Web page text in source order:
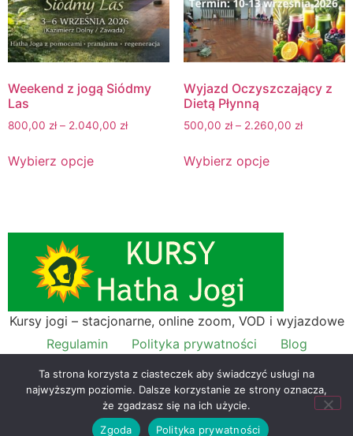
Weekend z jogą Siódmy
Las
800,00 zł – 2.040,00 zł
Wybierz opcje
Wyjazd Oczyszczający z
Dietą Płynną
500,00 zł – 2.260,00 zł
Wybierz opcje
Kursy jogi – stacjonarne, online zoom, VOD i wyjazdowe
Regulamin
Polityka prywatności
Blog
Kontakt
Zapisy
Moje konto
Omśrodek Hatha Jogi Leszek Kawa, ul. Świętokrzyska
31/33a, 4p., 00-049 Warszawa, NIP: 9211636018 2021-
2026 © All rights reserved
Ta strona korzysta z ciasteczek aby świadczyć usługi na
najwyższym poziomie. Dalsze korzystanie ze strony oznacza,
że zgadzasz się na ich użycie.
Zgoda
Polityka prywatności